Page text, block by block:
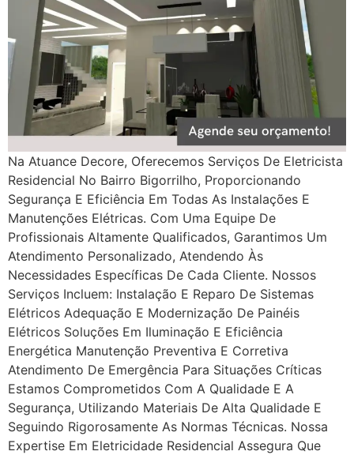
Na Atuance Decore, Oferecemos Serviços De Eletricista
Residencial No Bairro Bigorrilho, Proporcionando
Segurança E Eficiência Em Todas As Instalações E
Manutenções Elétricas. Com Uma Equipe De
Profissionais Altamente Qualificados, Garantimos Um
Atendimento Personalizado, Atendendo Às
Necessidades Específicas De Cada Cliente. Nossos
Serviços Incluem: Instalação E Reparo De Sistemas
Elétricos Adequação E Modernização De Painéis
Elétricos Soluções Em Iluminação E Eficiência
Energética Manutenção Preventiva E Corretiva
Atendimento De Emergência Para Situações Críticas
Estamos Comprometidos Com A Qualidade E A
Segurança, Utilizando Materiais De Alta Qualidade E
Seguindo Rigorosamente As Normas Técnicas. Nossa
Expertise Em Eletricidade Residencial Assegura Que